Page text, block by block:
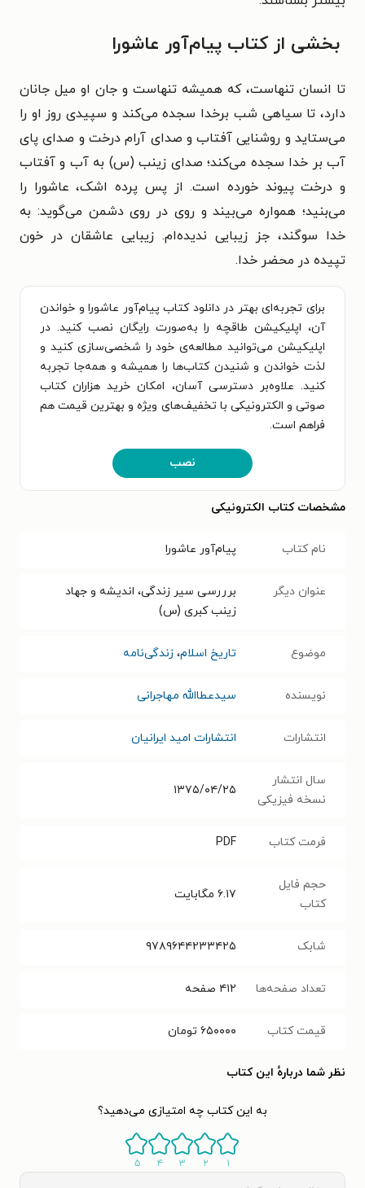
بخشی از کتاب پیام‌آور عاشورا
تا انسان تنهاست، که همیشه تنهاست و جان او میل جانان
دارد، تا سیاهی شب برخدا سجده می‌کند و سپیدی روز او را
می‌ستاید و روشنایی آفتاب و صدای آرام درخت و صدای پای
آب بر خدا سجده می‌کند؛ صدای زینب (س) به آب و آفتاب
و درخت پیوند خورده است. از پس پرده اشک، عاشورا را
می‌بنید؛ همواره می‌بیند و روی در روی دشمن می‌گوید: به
خدا سوگند، جز زیبایی ندیده‌ام. زیبایی عاشقان در خون
تپیده در محضر خدا.
برای تجربه‌ای بهتر در دانلود کتاب پیام‌آور عاشورا و خواندن
آن، اپلیکیشن طاقچه را به‌صورت رایگان نصب کنید. در
اپلیکیشن می‌توانید مطالعه‌ی خود را شخصی‌سازی کنید و
لذت خواندن و شنیدن کتاب‌ها را همیشه و همه‌جا تجربه
کنید. علاوه‌بر دسترسی آسان، امکان خرید هزاران کتاب
صوتی و الکترونیکی با تخفیف‌های ویژه و بهترین قیمت هم
فراهم است.
نصب
مشخصات کتاب الکترونیکی
نام کتاب پیام‌آور عاشورا
عنوان دیگر
برررسی سیر زندگی، اندیشه و جهاد
زینب کبری (س)
موضوع تاریخ اسلام، زندگی‌نامه
نویسنده سیدعطاالله مهاجرانی
انتشارات انتشارات امید ایرانیان
سال انتشار
نسخه فیزیکی
۱۳۷۵/۰۴/۲۵
فرمت کتاب PDF
حجم فایل
کتاب
۶.۱۷ مگابایت
شابک ۹۷۸۹۶۴۴۲۳۳۴۲۵
تعداد صفحه‌ها ۴۱۲ صفحه
قیمت کتاب ۶۵۰۰۰۰ تومان
نظر شما دربارهٔ این کتاب
به این کتاب چه امتیازی می‌دهید؟
۱ ۲ ۳ ۴ ۵